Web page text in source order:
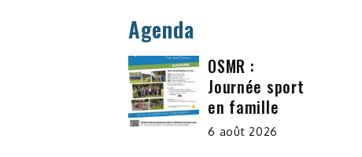
Agenda
OSMR :
Journée sport
en famille
6 août 2026